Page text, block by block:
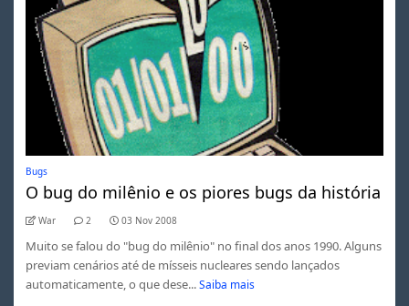
Bugs
O bug do milênio e os piores bugs da história
War 2 03 Nov 2008
Muito se falou do "bug do milênio" no final dos anos 1990. Alguns
previam cenários até de mísseis nucleares sendo lançados
automaticamente, o que dese... Saiba mais